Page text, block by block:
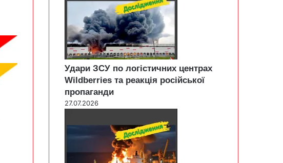
Удари ЗСУ по логістичних центрах
Wildberries та реакція російської
пропаганди
27.07.2026